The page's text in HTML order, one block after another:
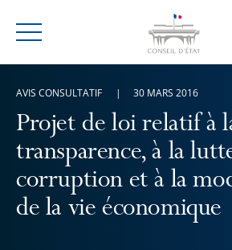
Menu
Projet de loi relatif à
transparence, à la
corruption et à la
de la vie économique
AVIS CONSULTATIF 30 MARS 2016